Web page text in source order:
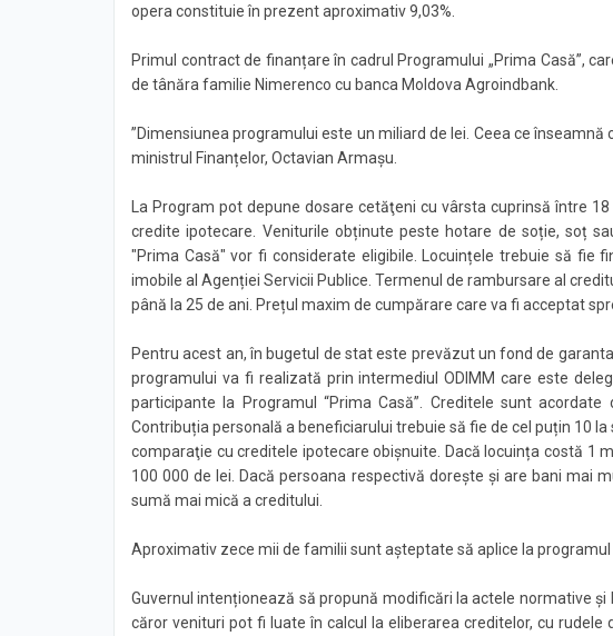
opera constituie în prezent aproximativ 9,03%.
Primul contract de finanțare în cadrul Programului „Prima Casă”,
de tânăra familie Nimerenco cu banca Moldova Agroindbank.
”Dimensiunea programului este un miliard de lei. Ceea ce
ministrul Finanțelor, Octavian Armașu.
La Program pot depune dosare cetăţeni cu vârsta cuprinsă între
credite ipotecare. Veniturile obținute peste hotare de soție, soț
"Prima Casă" vor fi considerate eligibile. Locuințele trebuie să fie
imobile al Agenției Servicii Publice. Termenul de rambursare al
până la 25 de ani. Prețul maxim de cumpărare care va fi acceptat
Pentru acest an, în bugetul de stat este prevăzut un fond de
programului va fi realizată prin intermediul ODIMM care este
participante la Programul “Prima Casă”. Creditele sunt
Contribuția personală a beneficiarului trebuie să fie de cel puțin 10
comparaţie cu creditele ipotecare obişnuite. Dacă locuința costă 1
100 000 de lei. Dacă persoana respectivă dorește și are bani mai
sumă mai mică a creditului.
Aproximativ zece mii de familii sunt aşteptate să aplice la programul
Guvernul intenționează să propună modificări la actele normative
căror venituri pot fi luate în calcul la eliberarea creditelor, cu